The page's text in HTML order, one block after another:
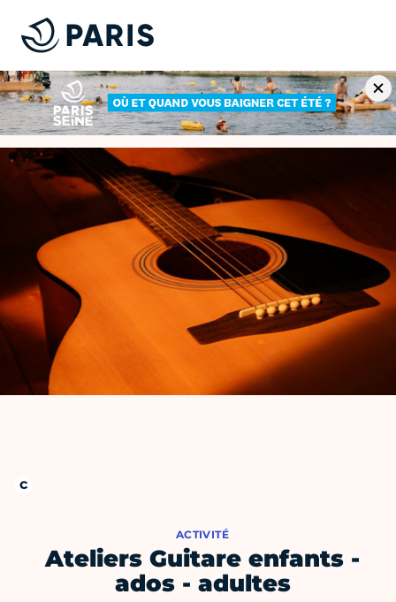
ACTIVITÉ
Ateliers Guitare enfants -
ados - adultes